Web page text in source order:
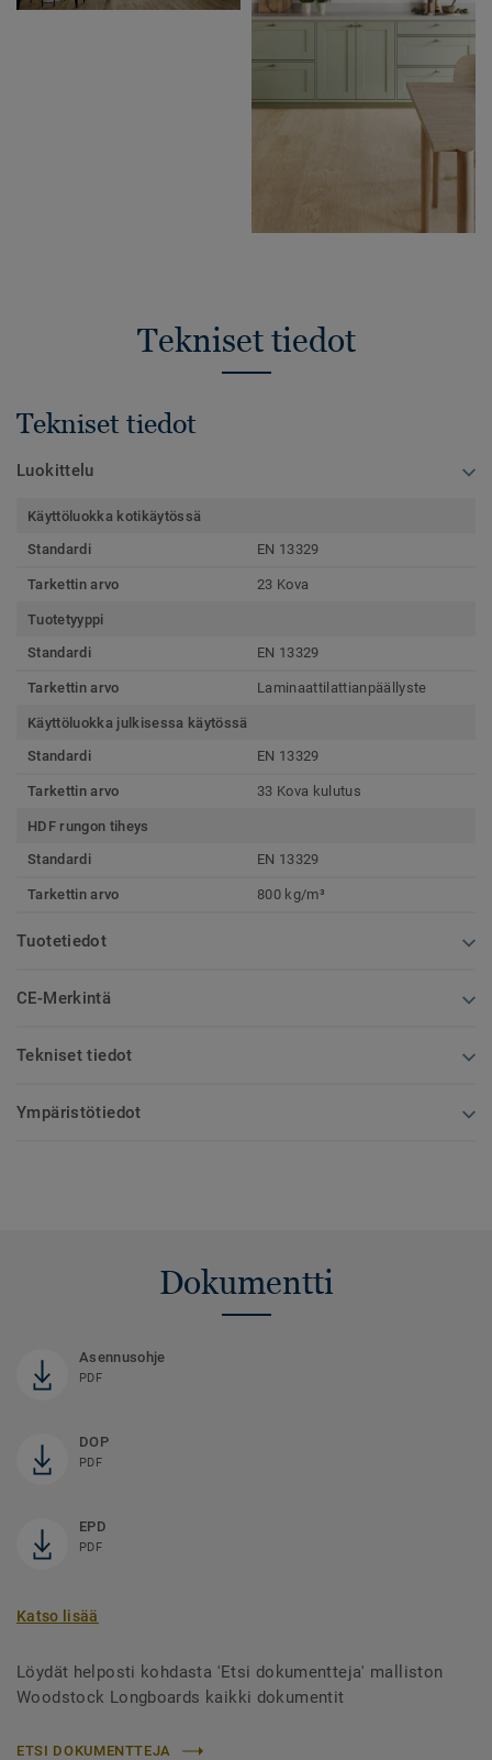
Tekniset tiedot
Tekniset tiedot
Luokittelu
Käyttöluokka kotikäytössä
Standardi
EN 13329
Tarkettin arvo 23 Kova
Tuotetyyppi
Standardi
EN 13329
Tarkettin arvo Laminaattilattianpäällyste
Käyttöluokka julkisessa käytössä
Standardi
EN 13329
Tarkettin arvo 33 Kova kulutus
HDF rungon tiheys
Standardi
EN 13329
Tarkettin arvo 800 kg/m³
Tuotetiedot
CE-Merkintä
Tekniset tiedot
Ympäristötiedot
Dokumentti
Asennusohje
PDF
DOP
PDF
EPD
PDF
Katso lisää
Löydät helposti kohdasta 'Etsi dokumentteja' malliston
Woodstock Longboards kaikki dokumentit
ETSI DOKUMENTTEJA